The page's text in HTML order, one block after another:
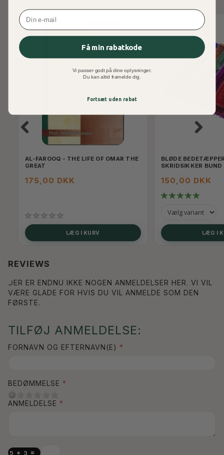
AL-FAROOQ - THE LIFE OF OMAR THE
GREAT
175,00 DKK
LÆG I KURV
BLØDE
SKRIDSIKKER BUND
150,00 DKK
LÆG I
REVIEWS
DER ER ENDNU IKKE NOGEN ANMELDELSER HER. VI VIL
VÆRE GLADE FOR HVIS DU VIL ANMELDE SOM DEN
FØRSTE.
TILFØJ ANMELDELSE:
FORNAVN OG EFTERNAVN(E)
BEDØMMELSE
ANMELDELSE
Email
Få min rabatkode
Vi passer godt på dine oplysninger.
Du kan altid framelde dig.
Fortsæt uden rabat